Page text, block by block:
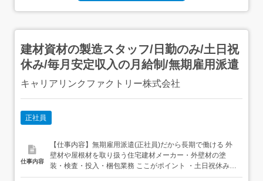
建材資材の製造スタッフ/日勤のみ/土日祝
休み/毎月安定収入の月給制/無期雇用派遣
キャリアリンクファクトリー株式会社
正社員
仕事内容
【仕事内容】無期雇用派遣(正社員)だから長期で働ける 外
壁材や屋根材を取り扱う住宅建材メーカー・外壁材の塗
装・検査・投入・梱包業務 ここがポイント ・土日祝休み・
原則オートメーション<こんな方が活躍されています!>元ア